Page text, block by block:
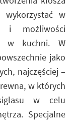
w
i możliwości
w kuchni. W
jako
najczęściej –
w których
w celu
Specjalne